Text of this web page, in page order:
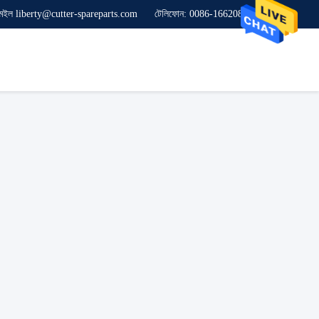
liberty@cutter-spareparts.com টেলিফোন: 0086-16620846619